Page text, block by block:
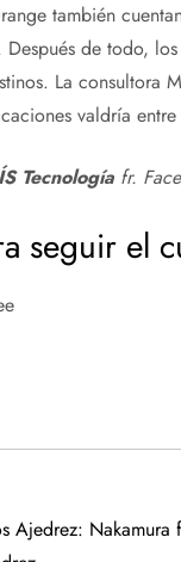
también
Después de todo,
La
valdría
Tecnologíafr.
seguir el
Ajedrez: Nakamura